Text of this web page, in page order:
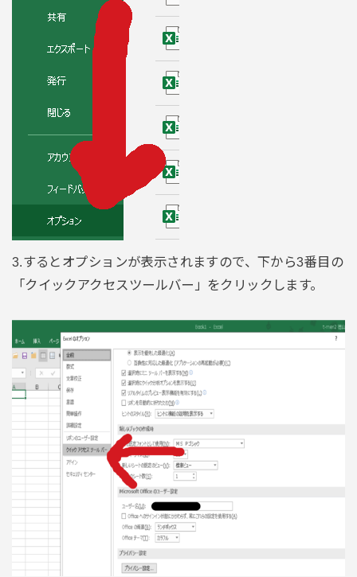
3.するとオプションが表示されますので、下から3番目の
「クイックアクセスツールバー」をクリックします。